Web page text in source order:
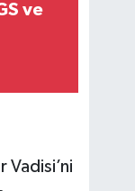
ve
Vadisi’ni